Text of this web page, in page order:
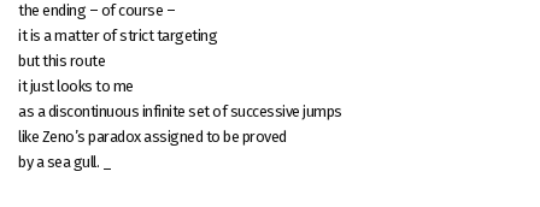
the ending – of course –
it is a matter of strict targeting
but this route
it just looks to me
as a discontinuous infinite set of successive jumps
like Zeno’s paradox assigned to be proved
by a sea gull. _